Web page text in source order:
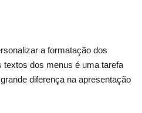
a formatação dos
dos menus é uma tarefa
diferença na apresentação